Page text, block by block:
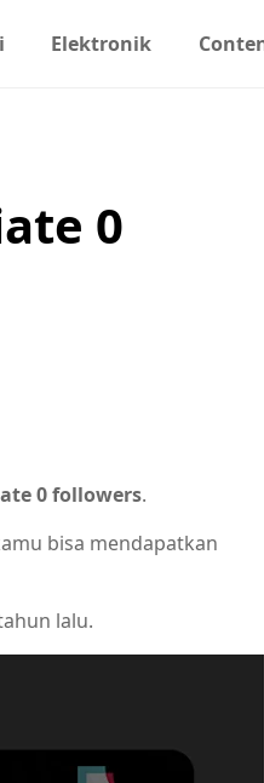
Elektronik
0
0 followers.
bisa mendapatkan
lalu.